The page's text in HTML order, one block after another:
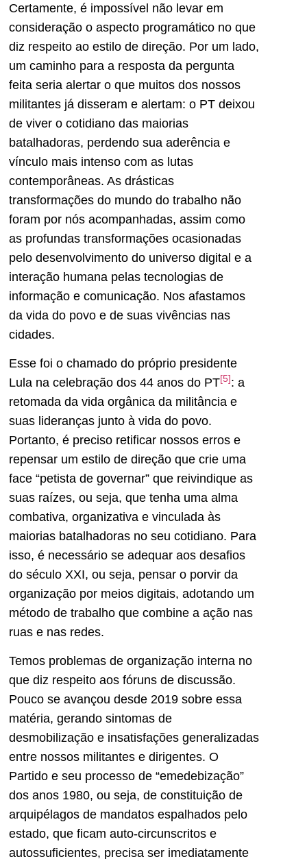
Certamente, é impossível não levar em
consideração o aspecto programático no que
diz respeito ao estilo de direção. Por um lado,
um caminho para a resposta da pergunta
feita seria alertar o que muitos dos nossos
militantes já disseram e alertam: o PT deixou
de viver o cotidiano das maiorias
batalhadoras, perdendo sua aderência e
vínculo mais intenso com as lutas
contemporâneas. As drásticas
transformações do mundo do trabalho não
foram por nós acompanhadas, assim como
as profundas transformações ocasionadas
pelo desenvolvimento do universo digital e a
interação humana pelas tecnologias de
informação e comunicação. Nos afastamos
da vida do povo e de suas vivências nas
cidades.
Esse foi o chamado do próprio presidente
Lula na celebração dos 44 anos do PT[5] : a
retomada da vida orgânica da militância e
suas lideranças junto à vida do povo.
Portanto, é preciso retificar nossos erros e
repensar um estilo de direção que crie uma
face “petista de governar” que reivindique as
suas raízes, ou seja, que tenha uma alma
combativa, organizativa e vinculada às
maiorias batalhadoras no seu cotidiano. Para
isso, é necessário se adequar aos desafios
do século XXI, ou seja, pensar o porvir da
organização por meios digitais, adotando um
método de trabalho que combine a ação nas
ruas e nas redes.
Temos problemas de organização interna no
que diz respeito aos fóruns de discussão.
Pouco se avançou desde 2019 sobre essa
matéria, gerando sintomas de
desmobilização e insatisfações generalizadas
entre nossos militantes e dirigentes. O
Partido e seu processo de “emedebização”
dos anos 1980, ou seja, de constituição de
arquipélagos de mandatos espalhados pelo
estado, que ficam auto-circunscritos e
autossuficientes, precisa ser imediatamente